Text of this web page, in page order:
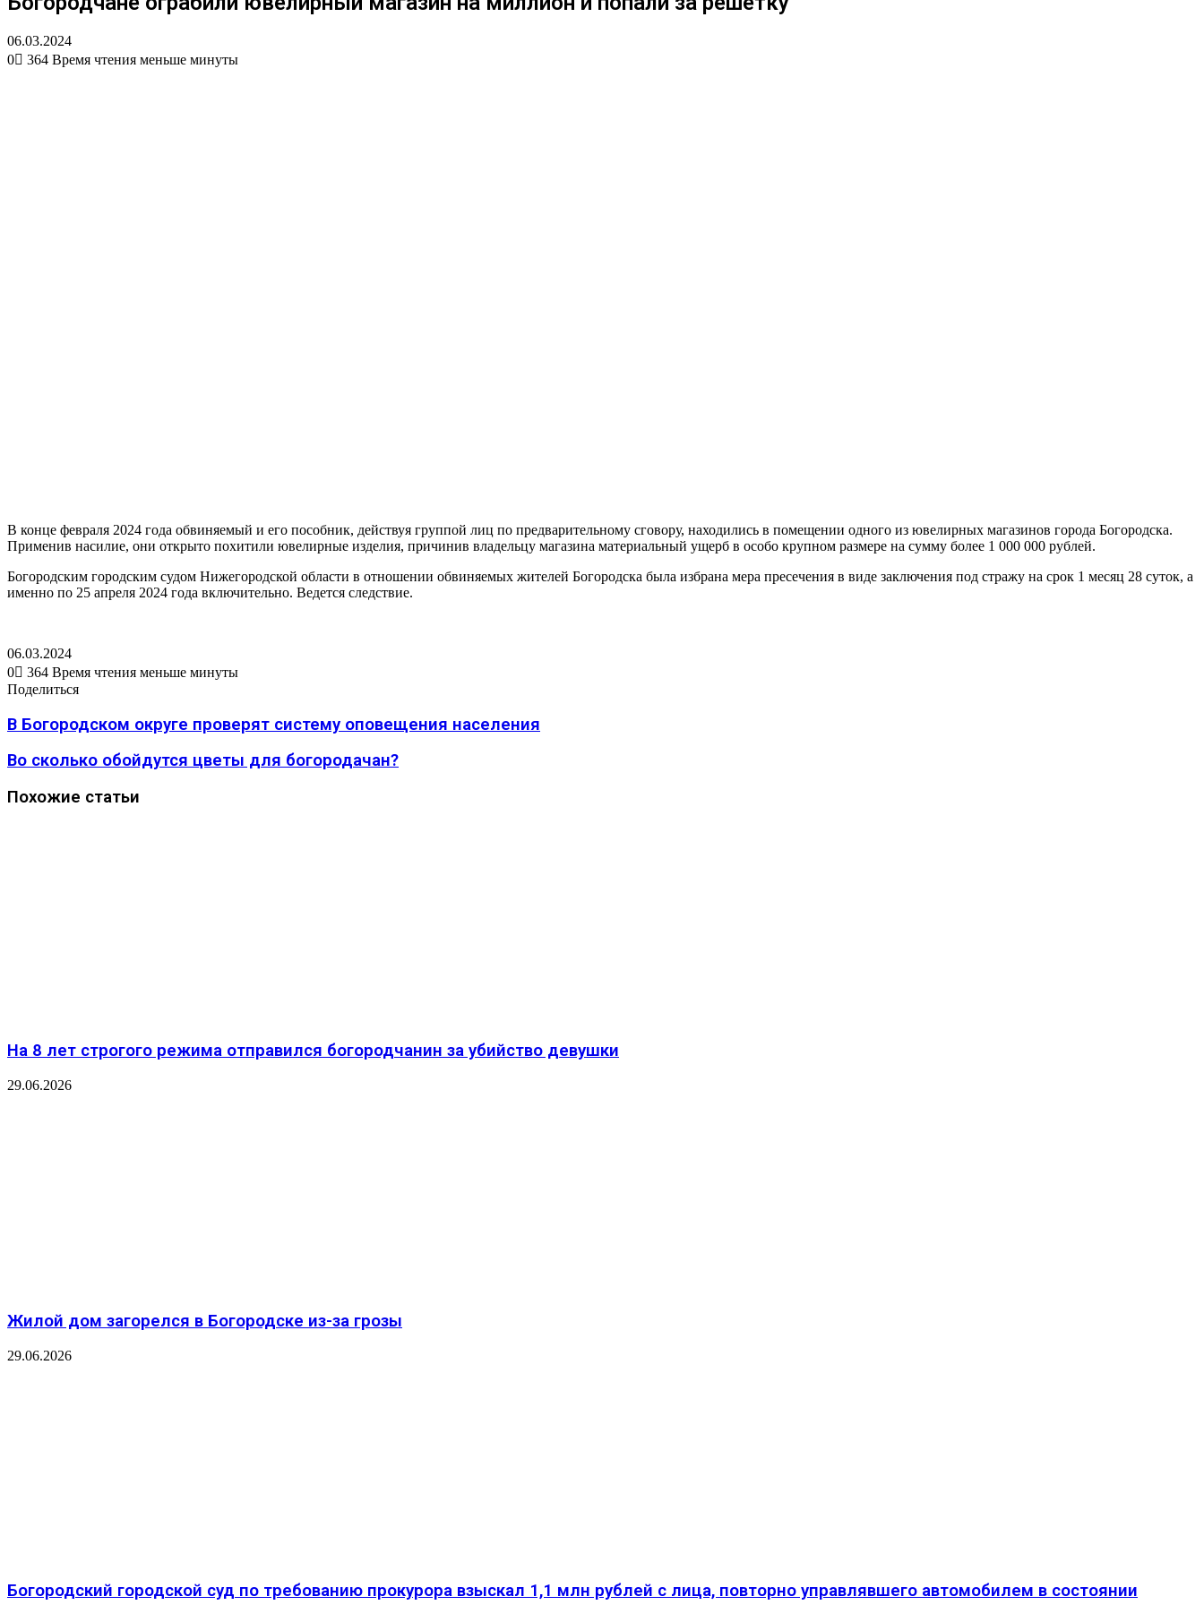
06.03.2024
0
364 Время чтения меньше минуты
В конце февраля 2024 года обвиняемый и его пособник, действуя группой лиц по предварительному сговору, находились в помещении одного из ювелирных магазинов города Богородска.
Применив насилие, они открыто похитили ювелирные изделия, причинив владельцу магазина материальный ущерб в особо крупном размере на сумму более 1 000 000 рублей.
Богородским городским судом Нижегородской области в отношении обвиняемых жителей Богородска была избрана мера пресечения в виде заключения под стражу на срок 1 месяц 28 суток, а
именно по 25 апреля 2024 года включительно. Ведется следствие.
06.03.2024
0
364 Время чтения меньше минуты
Вконтакте
Одноклассники
WhatsApp
Telegram
Viber
Поделиться
электронную
почту
Печатать
Поделиться
через
электронную
почту
В Богородском округе проверят систему оповещения населения
Во сколько обойдутся цветы для богородачан?
Похожие статьи
На 8 лет строгого режима отправился богородчанин за убийство девушки
29.06.2026
Жилой дом загорелся в Богородске из-за грозы
29.06.2026
️Богородский городской суд по требованию прокурора взыскал 1,1 млн рублей с лица, повторно управлявшего автомобилем в состоянии